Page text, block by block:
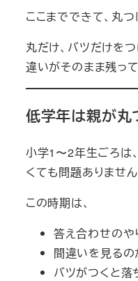
ここまでできて、丸
丸だけ、バツだけを
違いがそのまま残って
低学年は親が丸
小学1〜2年生ごろは
くても問題ありません
この時期は、
答え合わせの
間違いを見るの
バツがつくと落